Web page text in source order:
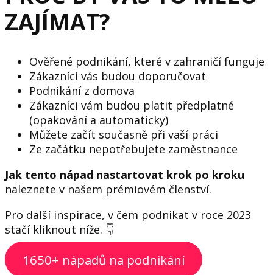
ZAJÍMAT?
Ověřené podnikání, které v zahraničí funguje
Zákazníci vás budou doporučovat
Podnikání z domova
Zákazníci vám budou platit předplatné
(opakování a automaticky)
Můžete začít současně při vaší práci
Ze začátku nepotřebujete zaměstnance
Jak tento nápad nastartovat krok po kroku
naleznete v našem prémiovém členství.
Pro další inspirace, v čem podnikat v roce 2023
stačí kliknout níže. 👇
1650+ nápadů na podnikání